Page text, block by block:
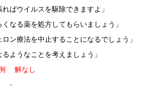
ばウイルスを駆除できますよ」
なる薬を処方してもらいましょう」
ン療法を中止することになるでしょう」
ようなことを考えましょう」
解なし
－